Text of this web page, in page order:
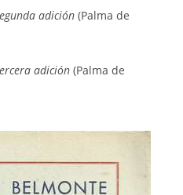
adición(Palma de
adición(Palma de